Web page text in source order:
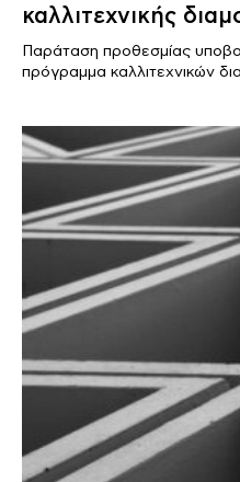
καλλιτεχνικής
Παράταση προθεσμίας
πρόγραμμα καλλιτεχνικών